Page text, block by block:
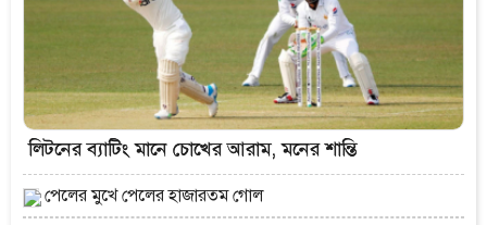
লিটনের ব্যাটিং মানে চোখের আরাম, মনের শান্তি
পেলের মুখে পেলের হাজারতম গোল